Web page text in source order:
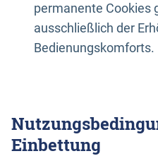
permanente Cookies
ausschließlich der
Bedienungskomforts.
Einbettung